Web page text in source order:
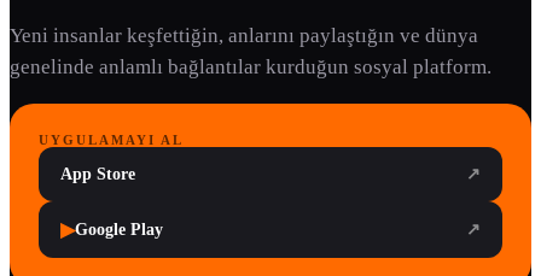
Yeni insanlar keşfettiğin, anlarını paylaştığın ve dünya
genelinde anlamlı bağlantılar kurduğun sosyal platform.
UYGULAMAYI AL
App Store ↗
▶Google Play ↗